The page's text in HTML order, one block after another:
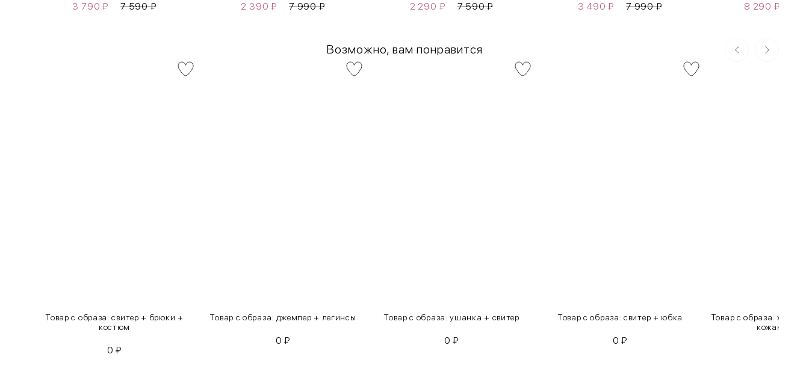
3 790₽ 7 590₽ 2 390₽ 7 990₽ 2 290 ₽ 7 590₽ 3 490₽ 7 990₽ 8 290 ₽
Возможно, вам понравится
Товар с образа: свитер + брюки +
костюм
0₽
Товар с образа: джемпер + легинсы
0₽
Товар с образа: ушанка + свитер
0₽
Товар с образа: свитер + юбка
0₽
Товар с образа:
кожаные